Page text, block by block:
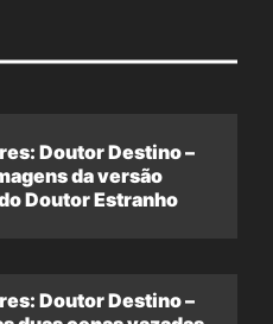
Doutor Destino –
da versão
Doutor Estranho
Doutor Destino –